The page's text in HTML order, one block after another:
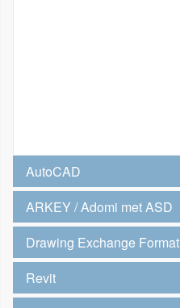
AutoCAD
ARKEY / Adomi met ASD
Drawing Exchange Format
Revit